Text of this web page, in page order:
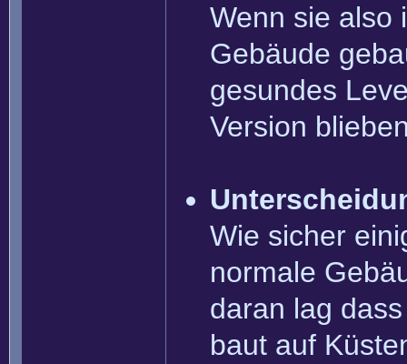
Wenn sie also
Gebäude
gesundes
Version
Wie sicher
normale
daran lag
baut auf